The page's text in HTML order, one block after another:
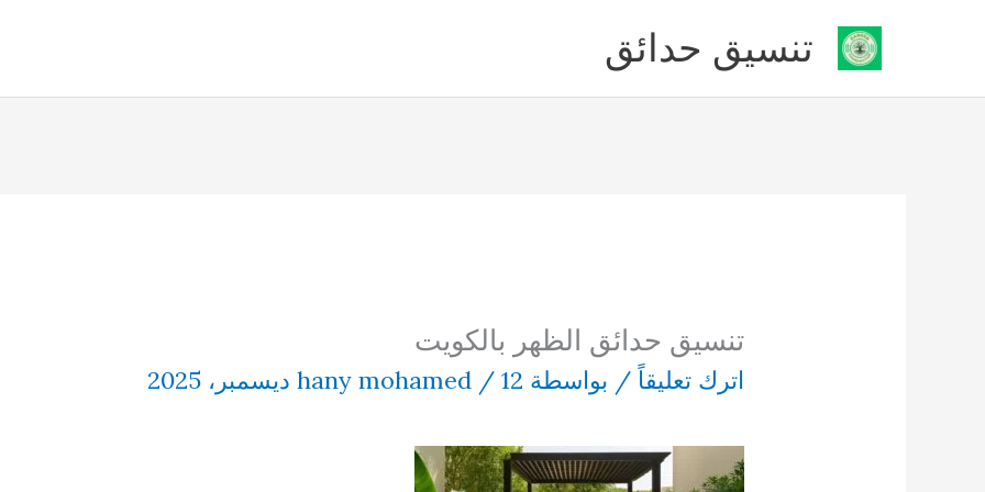
المحتوى
تنسيق حدائق
تنسيق حدائق الظهر بالكويت
اترك تعليقاً / بواسطة hany mohamed /12 ديسمبر، 2025